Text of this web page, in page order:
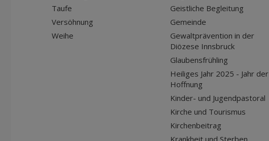
Taufe
Versöhnung
Weihe
Geistliche Begleitung
Gemeinde
Gewaltprävention in der
Diözese Innsbruck
Glaubensfrühling
Heiliges Jahr 2025 - Jahr der
Hoffnung
Kinder- und Jugendpastoral
Kirche und Tourismus
Kirchenbeitrag
Krankheit und Sterben